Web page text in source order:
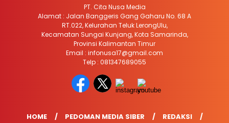
PT. Cita Nusa Media
Alamat : Jalan Banggeris Gang Gaharu No. 68 A
RT.022, Kelurahan Teluk LerongUlu,
Kecamatan Sungai Kunjang, Kota Samarinda,
Provinsi Kalimantan Timur
Email : infonusa17@gmail.com
Telp : 081347689055
HOME PEDOMAN MEDIA SIBER REDAKSI